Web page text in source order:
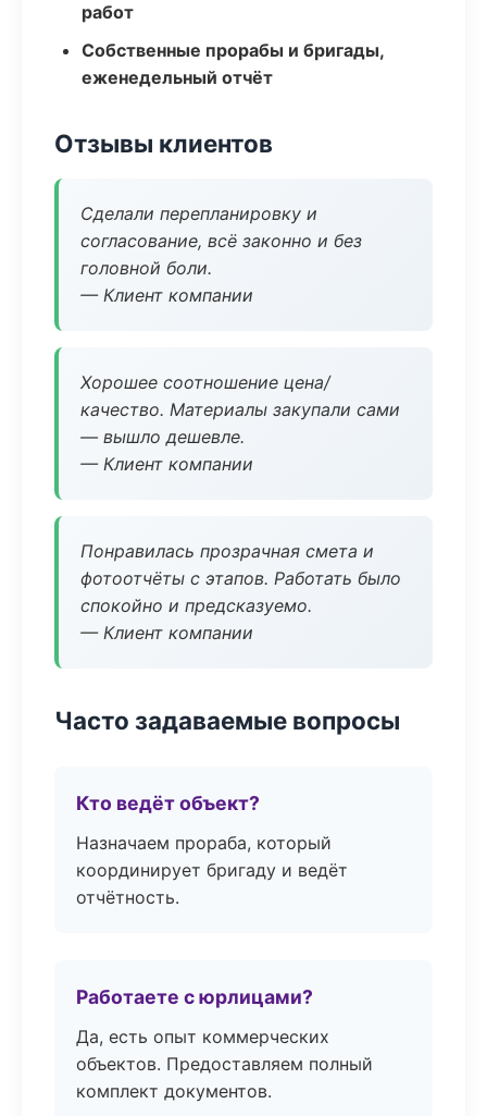
работ
Собственные прорабы и бригады,
еженедельный отчёт
Отзывы клиентов
Сделали перепланировку и
согласование, всё законно и без
головной боли.
— Клиент компании
Хорошее соотношение цена/
качество. Материалы закупали сами
— вышло дешевле.
— Клиент компании
Понравилась прозрачная смета и
фотоотчёты с этапов. Работать было
спокойно и предсказуемо.
— Клиент компании
Часто задаваемые вопросы
Кто ведёт объект?
Назначаем прораба, который
координирует бригаду и ведёт
отчётность.
Работаете с юрлицами?
Да, есть опыт коммерческих
объектов. Предоставляем полный
комплект документов.